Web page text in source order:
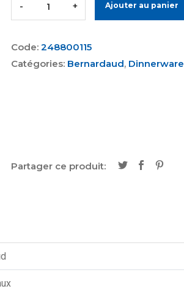
- + Ajouter au panier
Code: 248800115
Catégories: Bernardaud, Dinnerware
Partager ce produit: